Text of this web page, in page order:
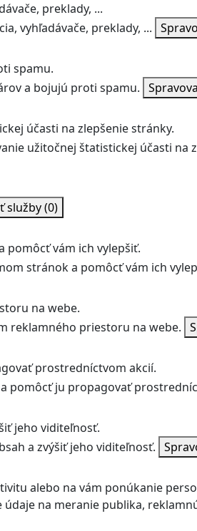
preklady, ...
vyhľadávače, preklady, ...
spamu.
a bojujú proti spamu.
účasti na zlepšenie stránky.
užitočnej štatistickej účasti na
služby(0)
pomôcť vám ich vylepšiť.
stránok a pomôcť vám ich
na webe.
reklamného priestoru na webe.
prostredníctvom akcií.
pomôcť ju propagovať
jeho viditeľnosť.
a zvýšiť jeho viditeľnosť.
alebo na vám ponúkanie
údaje na meranie publika,